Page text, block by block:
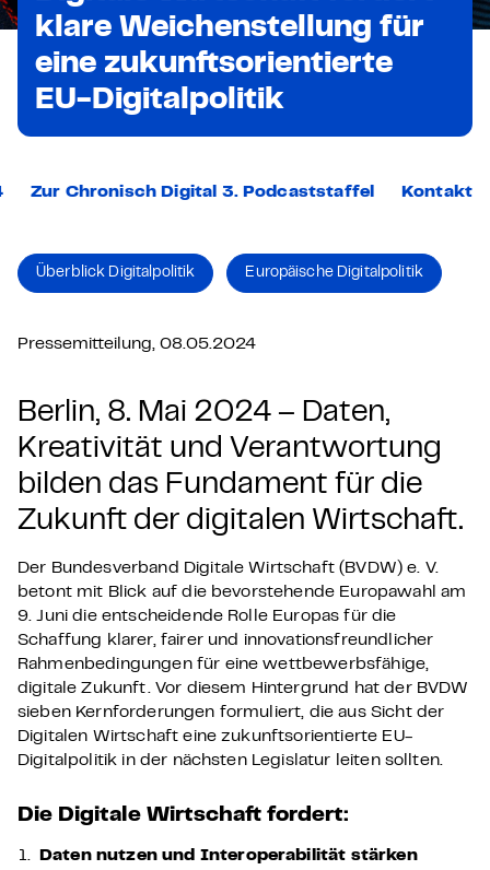
klare Weichenstellung für
eine zukunftsorientierte
EU-Digitalpolitik
Zur Chronisch Digital 3. Podcaststaffel Kontakt
Überblick Digitalpolitik Europäische Digitalpolitik
Pressemitteilung, 08.05.2024
Berlin, 8. Mai 2024 – Daten,
Kreativität und Verantwortung
bilden das Fundament für die
Zukunft der digitalen Wirtschaft.
Der Bundesverband Digitale Wirtschaft (BVDW) e. V.
betont mit Blick auf die bevorstehende Europawahl am
9. Juni die entscheidende Rolle Europas für die
Schaffung klarer, fairer und innovationsfreundlicher
Rahmenbedingungen für eine wettbewerbsfähige,
digitale Zukunft. Vor diesem Hintergrund hat der BVDW
sieben Kernforderungen formuliert, die aus Sicht der
Digitalen Wirtschaft eine zukunftsorientierte EU-
Digitalpolitik in der nächsten Legislatur leiten sollten.
Die Digitale Wirtschaft fordert:
Daten nutzen und Interoperabilität stärken